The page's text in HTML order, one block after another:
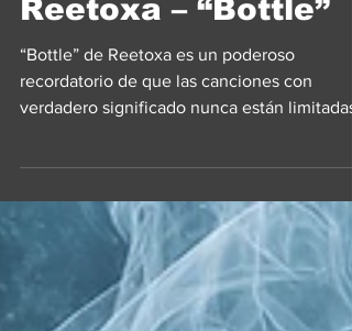
Sr. Javier
recordatorio de que las canciones con
verdadero significado nunca están limitadas
por el tiempo. Escrita originalmente por
McKee cuando tenía apenas quince años,
1995, la canción finalmente encuentra a su